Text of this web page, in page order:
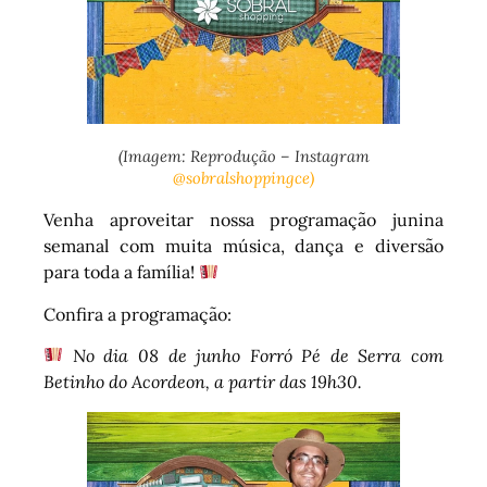
(Imagem: Reprodução – Instagram
@sobralshoppingce)
Venha aproveitar nossa programação junina
semanal com muita música, dança e diversão
para toda a família!
Confira a programação:
No dia 08 de junho Forró Pé de Serra com
Betinho do Acordeon, a partir das 19h30.